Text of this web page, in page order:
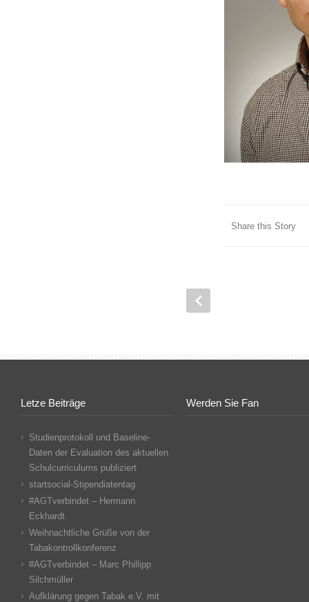
Share this Story
Letze Beiträge
Studienprotokoll und Baseline-
Daten der Evaluation des aktuellen
Schulcurriculums publiziert
startsocial-Stipendiatentag
#AGTverbindet – Hermann
Eckhardt
Weihnachtliche Grüße von der
Tabakontrollkonferenz
#AGTverbindet – Marc Phillipp
Silchmüller
Aufklärung gegen Tabak e.V. mit
Werden Sie Fan